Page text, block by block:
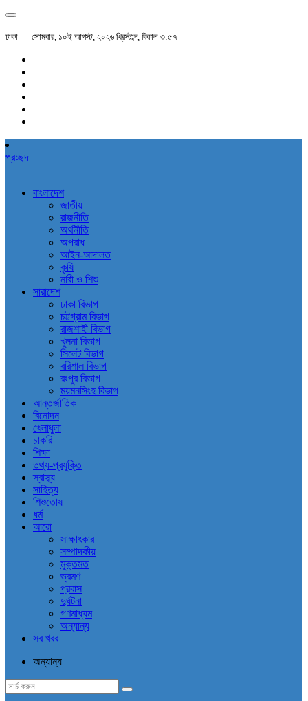
ঢাকা সোমবার, ১০ই আগস্ট, ২০২৬ খ্রিস্টাব্দ, বিকাল ৩:৫৭
প্রচ্ছদ
বাংলাদেশ
জাতীয়
রাজনীতি
অর্থনীতি
অপরাধ
আইন-আদালত
কৃষি
নারী ও শিশু
সারাদেশ
ঢাকা বিভাগ
চট্টগ্রাম বিভাগ
রাজশাহী বিভাগ
খুলনা বিভাগ
সিলেট বিভাগ
বরিশাল বিভাগ
রংপুর বিভাগ
ময়মনসিংহ বিভাগ
আন্তর্জাতিক
বিনোদন
খেলাধুলা
চাকরি
শিক্ষা
তথ্য-প্রযুক্তি
স্বাস্থ্য
সাহিত্য
শিশুতোষ
ধর্ম
আরো
সাক্ষাৎকার
সম্পাদকীয়
মুক্তমত
ভ্রমণ
প্রবাস
দুর্ঘটনা
গণমাধ্যম
অন্যান্য
সব খবর
অন্যান্য